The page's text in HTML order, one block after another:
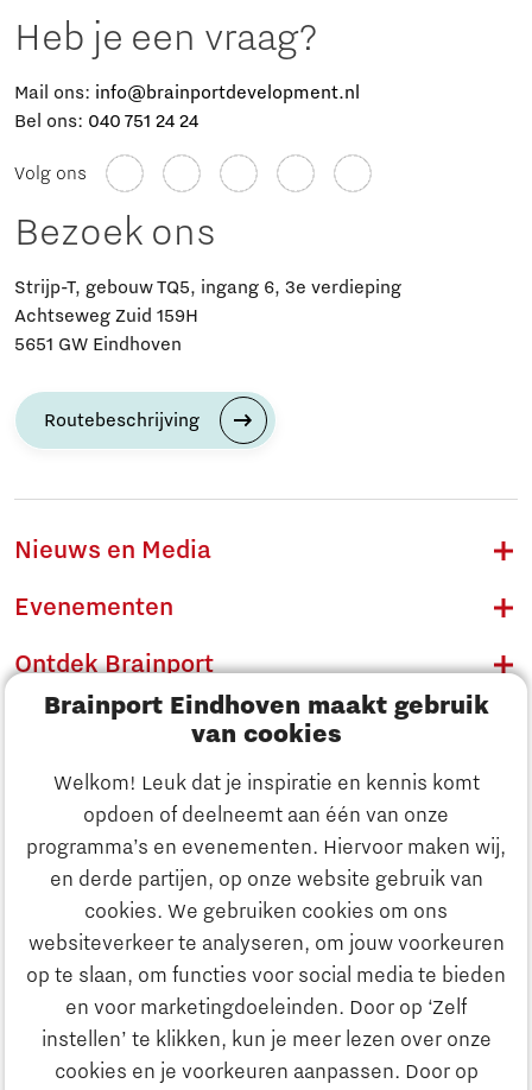
Brainport Eindhoven maakt gebruik
van cookies
Welkom! Leuk dat je inspiratie en kennis komt
opdoen of deelneemt aan één van onze
programma’s en evenementen. Hiervoor maken wij,
en derde partijen, op onze website gebruik van
cookies. We gebruiken cookies om ons
websiteverkeer te analyseren, om jouw voorkeuren
op te slaan, om functies voor social media te bieden
en voor marketingdoeleinden. Door op ‘Zelf
instellen’ te klikken, kun je meer lezen over onze
cookies en je voorkeuren aanpassen. Door op
Ontdek Brainport
Innovatie
Ondernemen
Heb je een vraag?
Mail ons: info@brainportdevelopment.nl
Bel ons: 040 751 24 24
Volg ons
Bezoek ons
Strijp-T, gebouw TQ5, ingang 6, 3e verdieping
Achtseweg Zuid 159H
5651 GW Eindhoven
Routebeschrijving
Nieuws en Media
Evenementen
Ontdek Brainport
Innovatie
Ondernemen
Onderwijs
Maatschappelijk
Strategie & Organisatie
Zoeken
Contact